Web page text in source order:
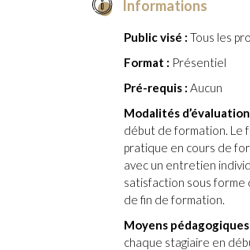
Informations
Public visé : Tous les
Format : Présentiel
Pré-requis : Aucun
Modalités
début de formation. Le
pratique en cours de
avec un entretien
satisfaction sous forme
de fin de formation.
Moyens pédagogiques
chaque stagiaire en